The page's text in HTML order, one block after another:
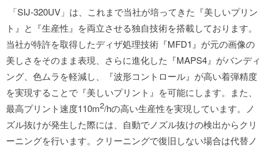
「SIJ-320UV」は、これまで当社が培ってきた『美しいプリン
ト』と『生産性』を両立させる独自技術を搭載しております。
当社が特許を取得したディザ処理技術『MFD1』が元の画像の
美しさをそのまま表現、さらに進化した『MAPS4』がバンディ
ング、色ムラを軽減し、『波形コントロール』が高い着弾精度
を実現することで『美しいプリント』を可能にします。また、
最高プリント速度110m2/hの高い生産性を実現しています。ノ
ズル抜けが発生した際には、自動でノズル抜けの検出からクリ
ーニングを行います。クリーニングで復旧しない場合は代替ノ